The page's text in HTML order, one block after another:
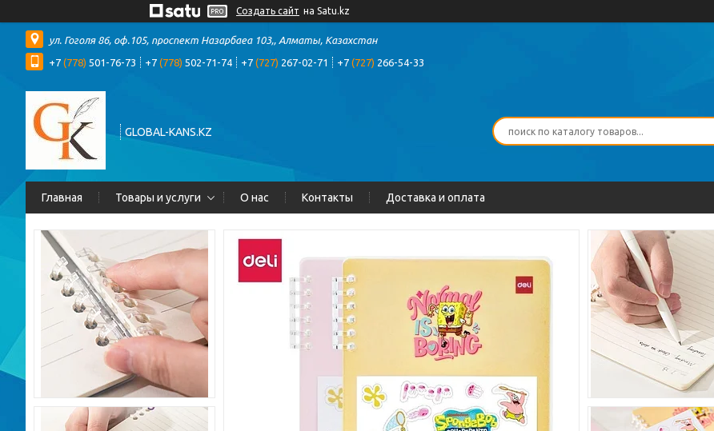
Создать сайт на Satu.kz
ул. Гоголя 86, оф.105, проспект Назарбаеа 103,, Алматы, Казахстан
+7 (778) 501-76-73 +7 (778) 502-71-74 +7 (727) 267-02-71 +7 (727) 266-54-33
GLOBAL-KANS.KZ
Главная Товары и услуги О нас Контакты Доставка и оплата